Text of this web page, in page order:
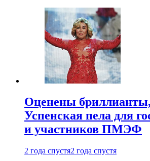
Оценены
Успенская пела для
и участников ПМЭФ
2 года спустя2 года спустя